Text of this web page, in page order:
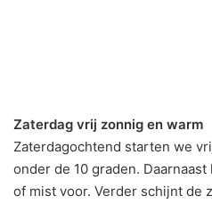
Zaterdag vrij zonnig en warm
Zaterdagochtend starten we
onder de 10 graden.
of mist voor. Verder schijnt de